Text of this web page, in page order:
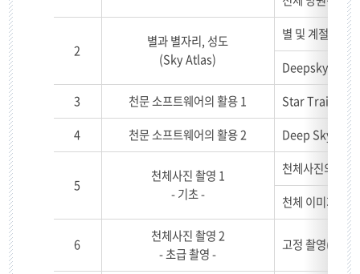
2
별과 별자리, 성도
(Sky Atlas)
별 및 계절별 별
Deepsky(성운,
3
천문 소프트웨어의 활용 1
Star Trails,
4
천문 소프트웨어의 활용 2 Deep Sky
5
천체사진 촬영 1
- 기초 -
천체사진의 기
천체 이미지의
6
천체사진 촬영 2
- 초급 촬영 -
고정 촬영(점상